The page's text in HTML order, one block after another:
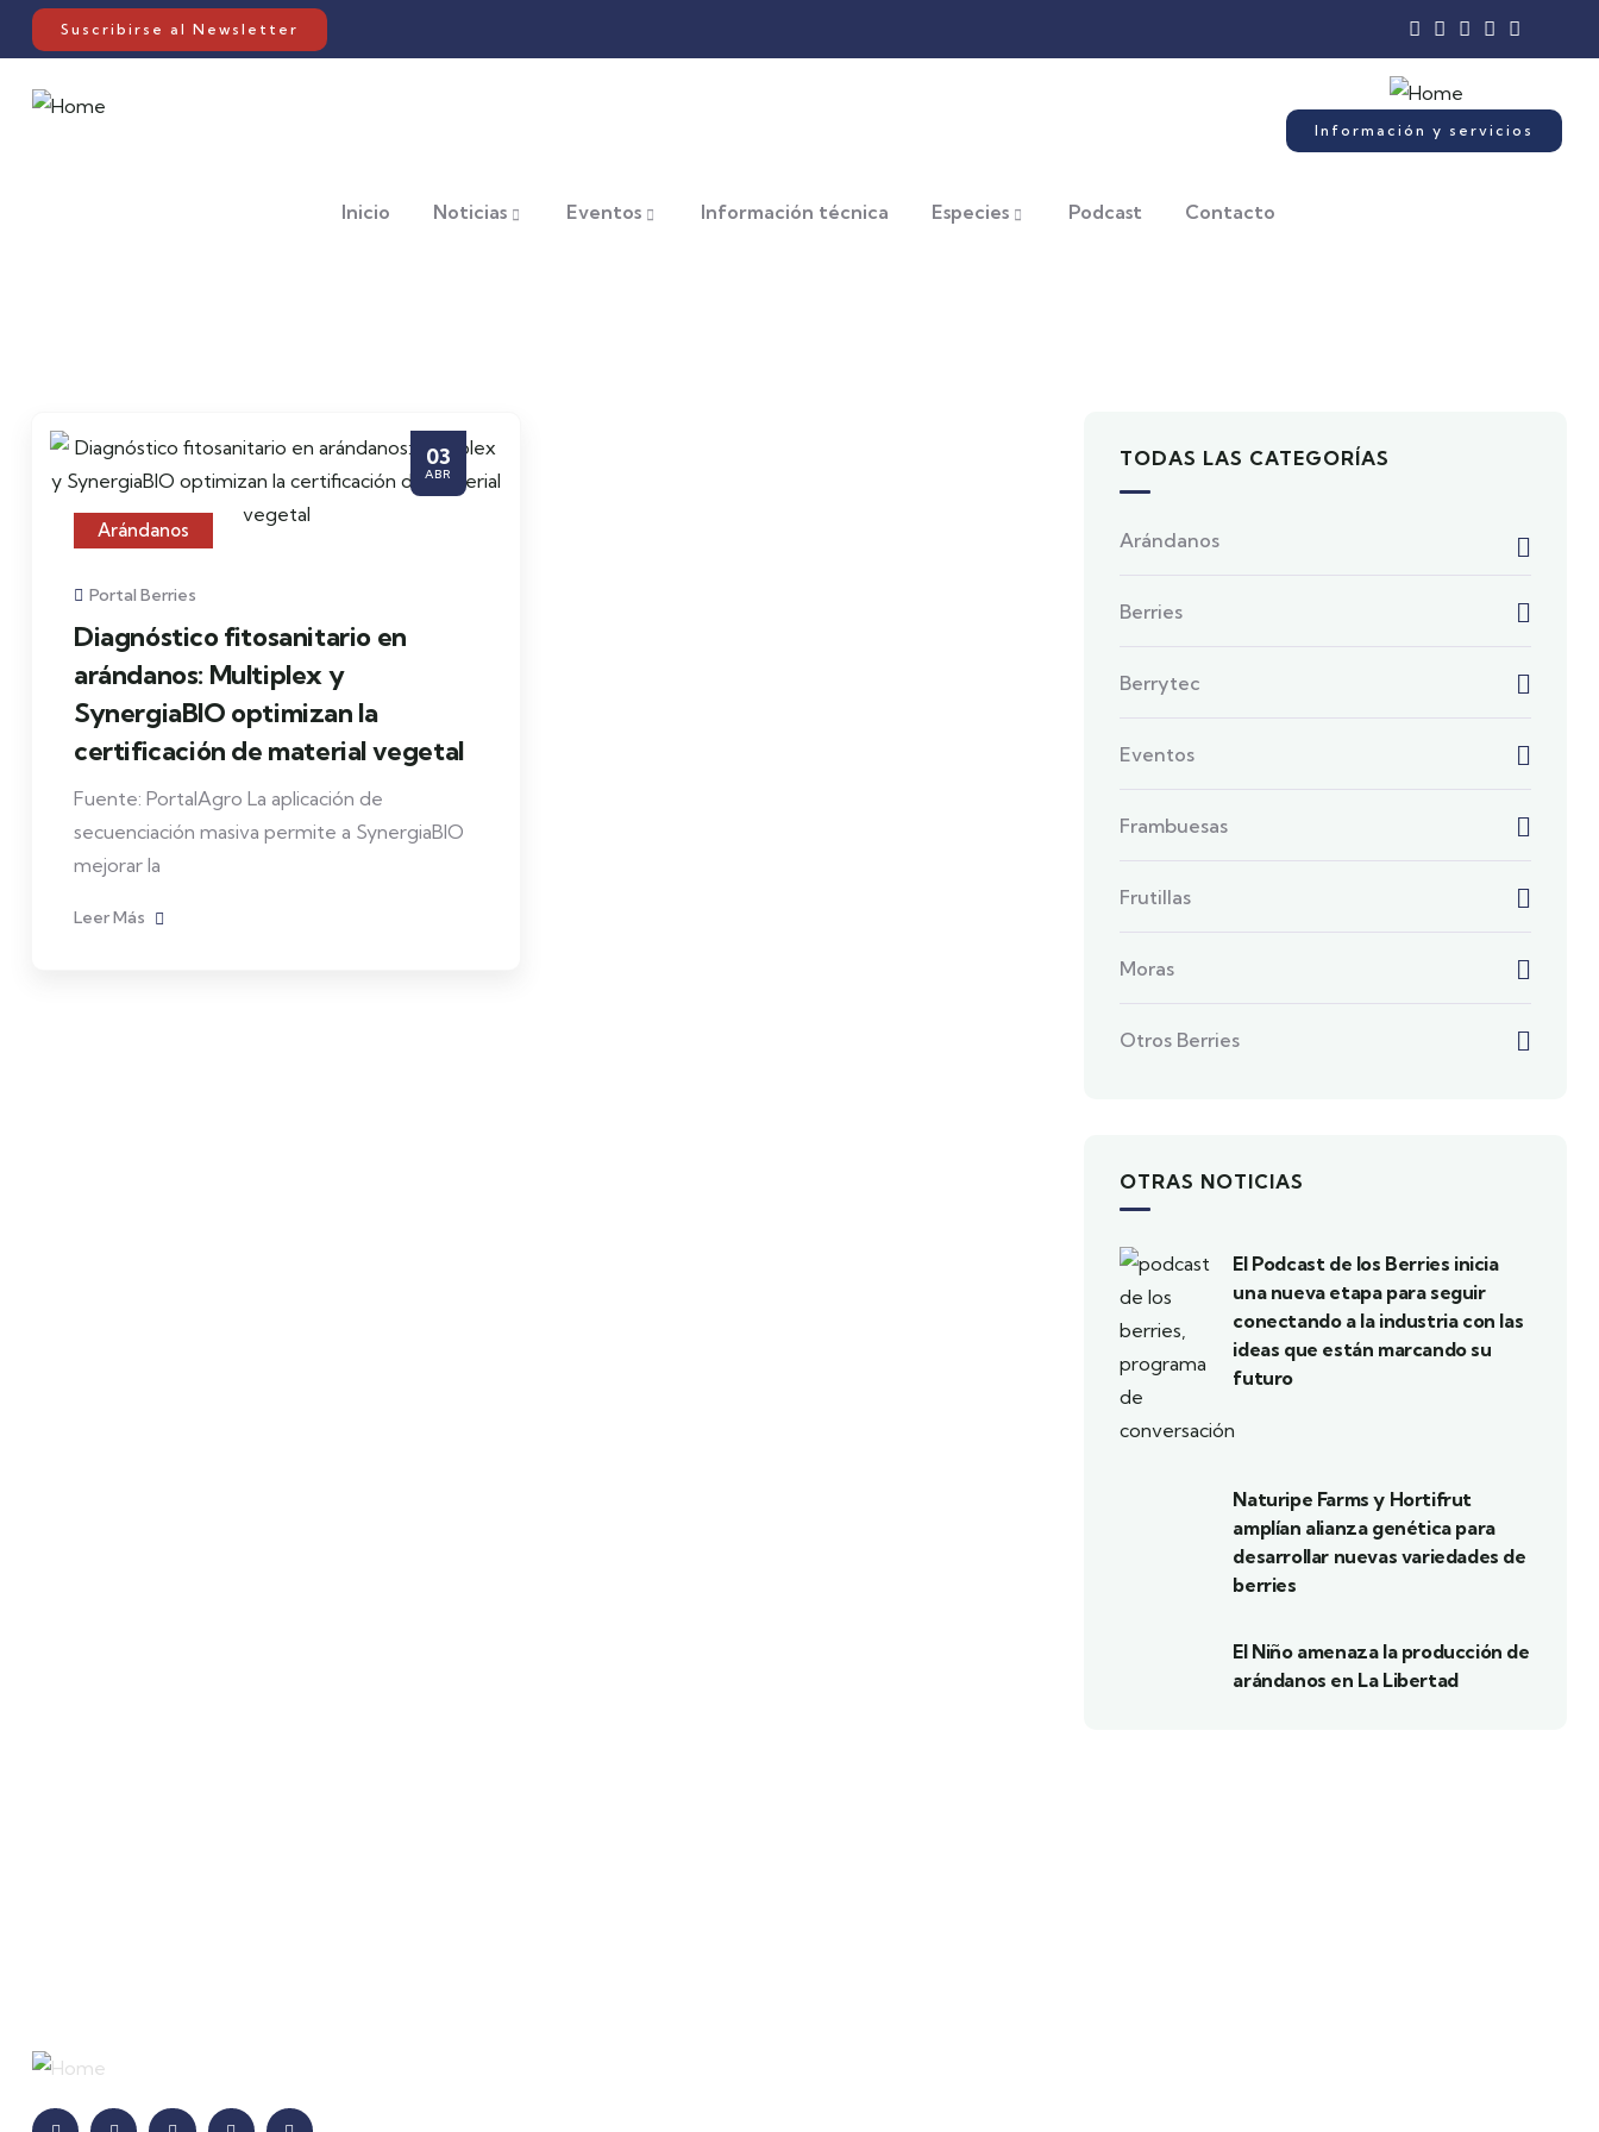
Suscribirse al Newsletter
Información y servicios
Inicio Noticias Eventos Información técnica Especies Podcast Contacto
03
ABR
Arándanos
Portal Berries
Diagnóstico fitosanitario en
arándanos: Multiplex y
SynergiaBIO optimizan la
certificación de material vegetal
Fuente: PortalAgro La aplicación de
secuenciación masiva permite a SynergiaBIO
mejorar la
Leer Más
TODAS LAS CATEGORÍAS
Arándanos
Berries
Berrytec
Eventos
Frambuesas
Frutillas
Moras
Otros Berries
OTRAS NOTICIAS
El Podcast de los Berries inicia
una nueva etapa para seguir
conectando a la industria con las
ideas que están marcando su
futuro
Naturipe Farms y Hortifrut
amplían alianza genética para
desarrollar nuevas variedades de
berries
El Niño amenaza la producción de
arándanos en La Libertad